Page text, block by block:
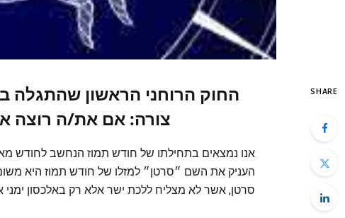
SHARE
החוק הרוחני הראשון שהתגלה
צורה: אם את/ה רוצה
אנו נמצאים בתחילתו של חודש תמוז הנחשב לחודש
העניק את השם ״סרטן״ למזלו של חודש תמוז היא
סרטן, אשר לא מצליח ללכת ישר אלא רק באלכסון ימני